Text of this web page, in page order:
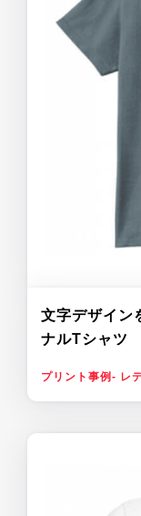
文字デザイン
ナルTシャツ
プリント事例- レ